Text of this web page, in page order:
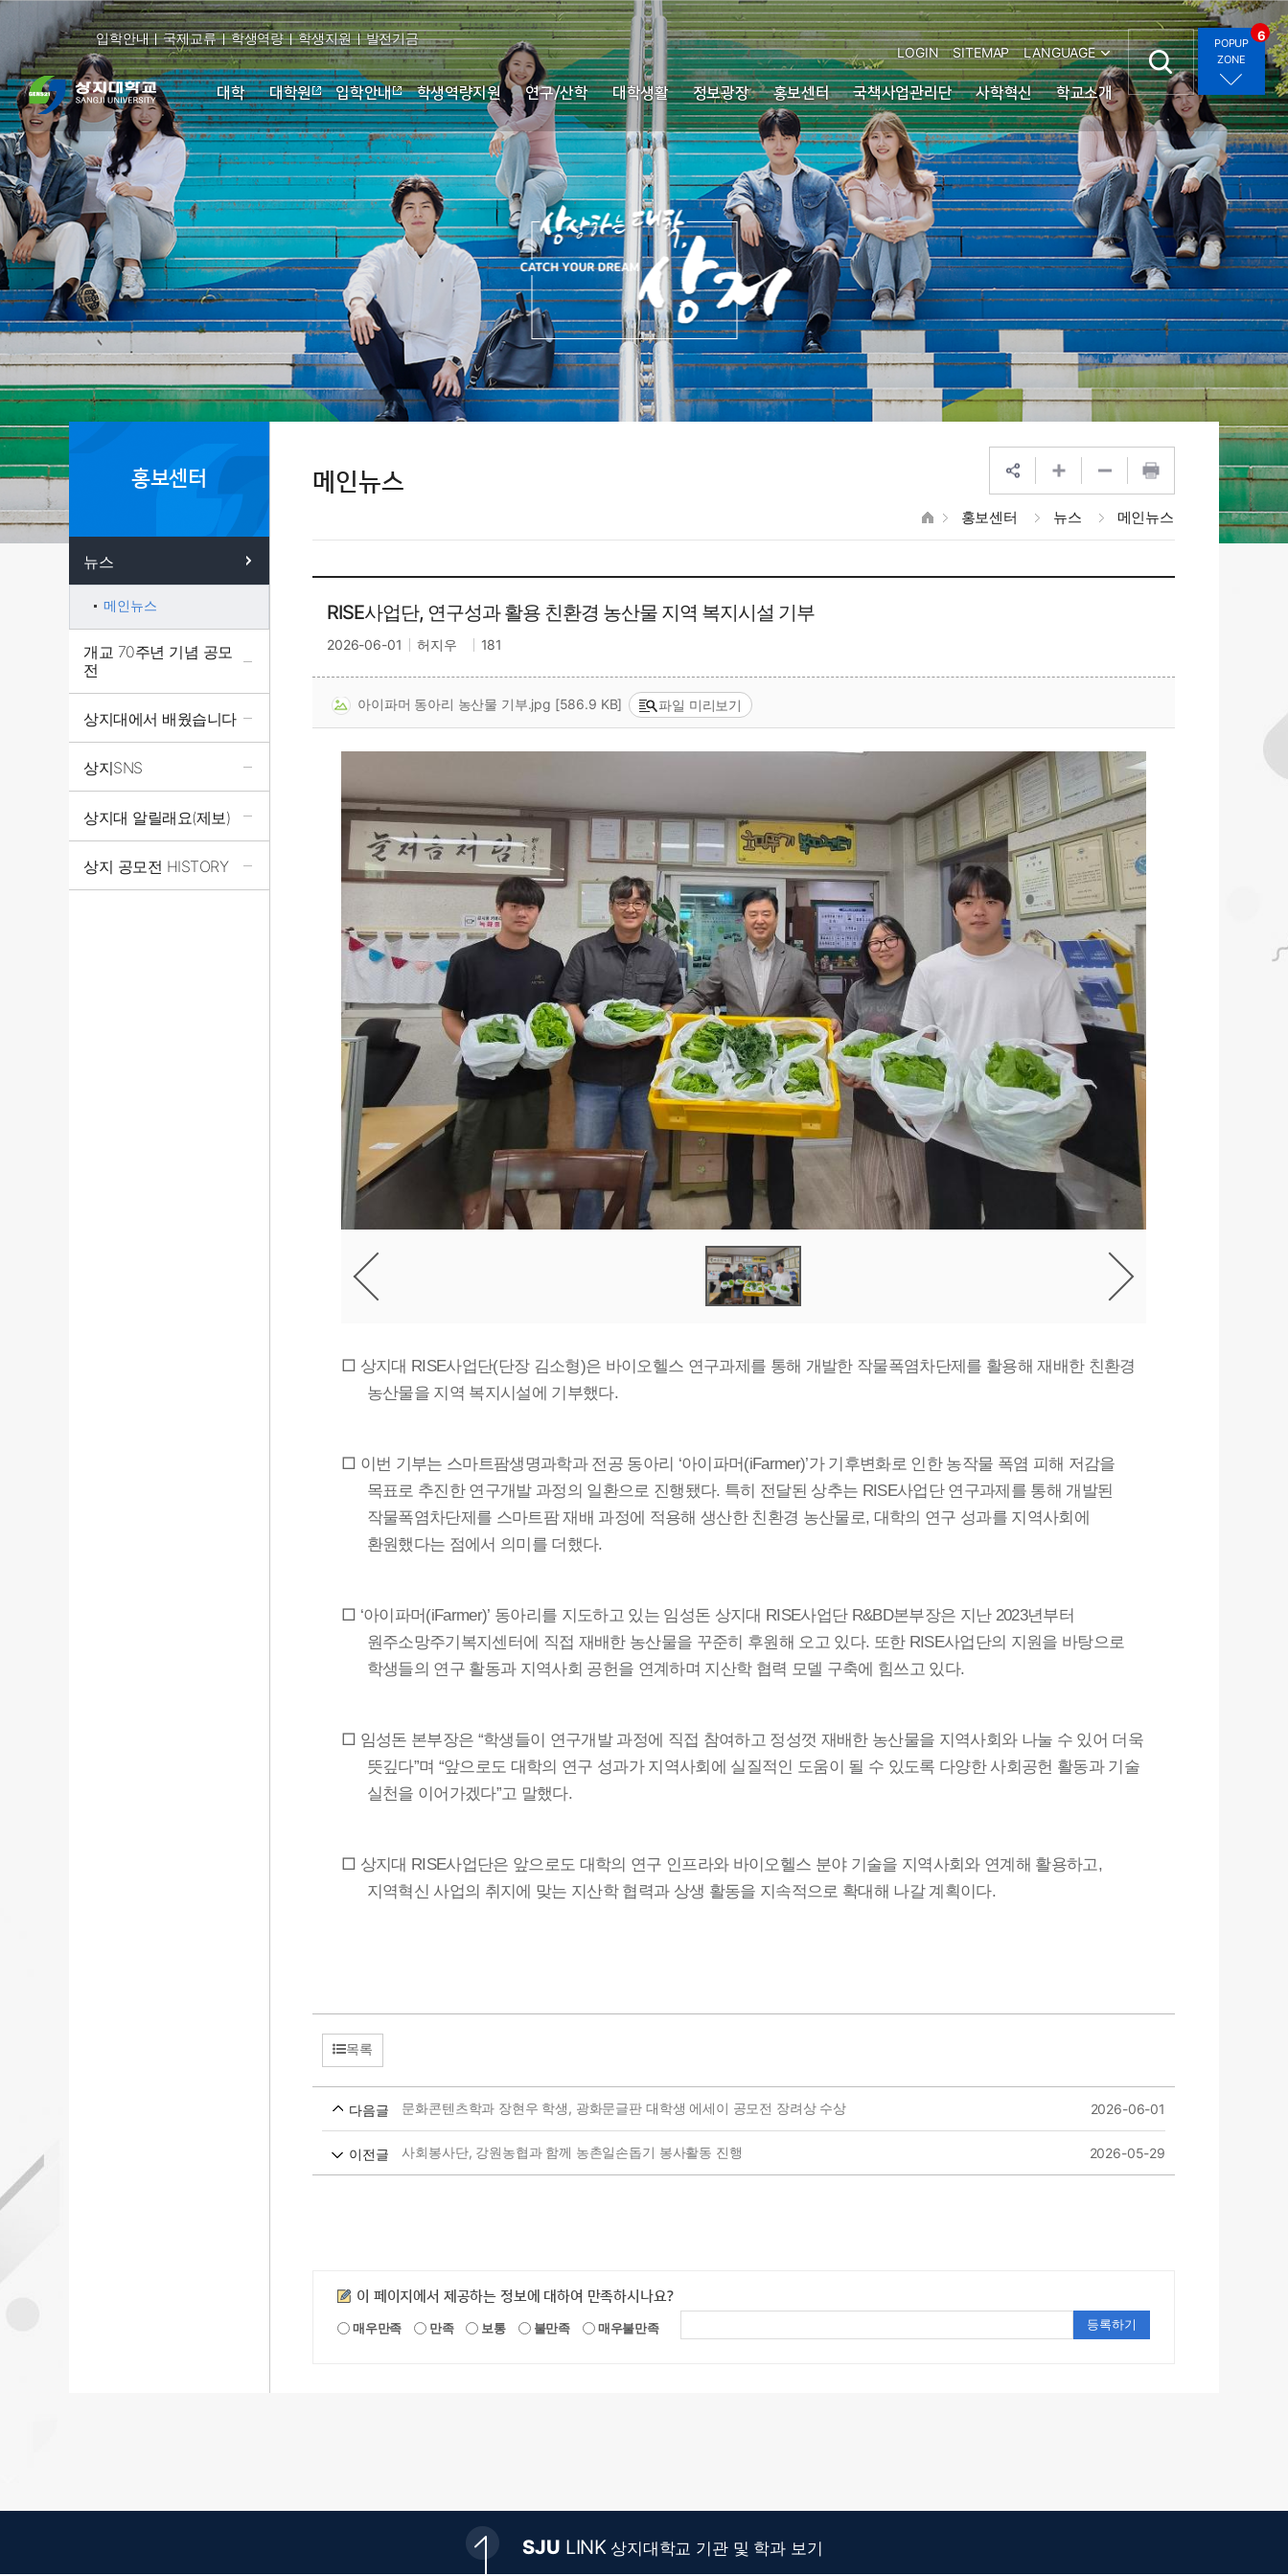
POPUP
ZONE
6
입학안내 국제교류 학생역량 학생지원
발전기금
LOGIN
SITEMAP LANGUAGE
대학 대학원 입학안내 학생역량지원 연구/산학 대학생활 정보광장 홍보센터 국책사업관리단 사학혁신 학교소개
홍보센터
뉴스
메인뉴스
개교 70주년 기념 공모
전
상지대에서 배웠습니다
상지SNS
상지대 알릴래요(제보)
상지 공모전 HISTORY
메인뉴스
홍보센터 뉴스 메인뉴스
RISE사업단, 연구성과 활용 친환경 농산물 지역 복지시설 기부
허지우 181
2026-06-01
아이파머 동아리 농산물 기부.jpg [586.9 KB] 파일 미리보기
□ 상지대 RISE사업단(단장 김소형)은 바이오헬스 연구과제를 통해 개발한 작물폭염차단제를 활용해 재배한 친환경
농산물을 지역 복지시설에 기부했다.
□ 이번 기부는 스마트팜생명과학과 전공 동아리 ‘아이파머(iFarmer)’가 기후변화로 인한 농작물 폭염 피해 저감을
목표로 추진한 연구개발 과정의 일환으로 진행됐다. 특히 전달된 상추는 RISE사업단 연구과제를 통해 개발된
작물폭염차단제를 스마트팜 재배 과정에 적용해 생산한 친환경 농산물로, 대학의 연구 성과를 지역사회에
환원했다는 점에서 의미를 더했다.
□ ‘아이파머(iFarmer)’ 동아리를 지도하고 있는 임성돈 상지대 RISE사업단 R&BD본부장은 지난 2023년부터
원주소망주기복지센터에 직접 재배한 농산물을 꾸준히 후원해 오고 있다. 또한 RISE사업단의 지원을 바탕으로
학생들의 연구 활동과 지역사회 공헌을 연계하며 지산학 협력 모델 구축에 힘쓰고 있다.
□ 임성돈 본부장은 “학생들이 연구개발 과정에 직접 참여하고 정성껏 재배한 농산물을 지역사회와 나눌 수 있어 더욱
뜻깊다”며 “앞으로도 대학의 연구 성과가 지역사회에 실질적인 도움이 될 수 있도록 다양한 사회공헌 활동과 기술
실천을 이어가겠다”고 말했다.
□ 상지대 RISE사업단은 앞으로도 대학의 연구 인프라와 바이오헬스 분야 기술을 지역사회와 연계해 활용하고,
지역혁신 사업의 취지에 맞는 지산학 협력과 상생 활동을 지속적으로 확대해 나갈 계획이다.
목록
다음글 문화콘텐츠학과 장현우 학생, 광화문글판 대학생 에세이 공모전 장려상 수상 2026-06-01
이전글 사회봉사단, 강원농협과 함께 농촌일손돕기 봉사활동 진행 2026-05-29
만족도조사
이 페이지에서 제공하는 정보에 대하여 만족하시나요?
매우만족 만족 보통 불만족 매우불만족
SJU LINK 상지대학교 기관 및 학과 보기